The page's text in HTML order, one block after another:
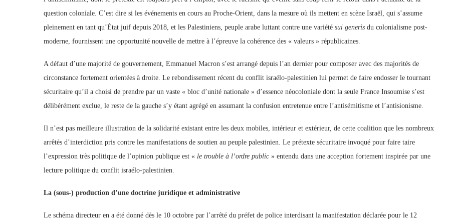
question coloniale. C’est dire si les événements en cours au Proche-Orient, dans la mesure où ils mettent en scène Israël, qui s’assume
pleinement en tant qu’État juif depuis 2018, et les Palestiniens, peuple arabe luttant contre une variété sui generis du colonialisme post-
moderne, fournissent une opportunité nouvelle de mettre à l’épreuve la cohérence des « valeurs » républicaines.
A défaut d’une majorité de gouvernement, Emmanuel Macron s’est arrangé depuis l’an dernier pour composer avec des majorités de
circonstance fortement orientées à droite. Le rebondissement récent du conflit israélo-palestinien lui permet de faire endosser le tournant
sécuritaire qu’il a choisi de prendre par un vaste « bloc d’unité nationale » d’essence néocoloniale dont la seule France Insoumise s’est
délibérément exclue, le reste de la gauche s’y étant agrégé en assumant la confusion entretenue entre l’antisémitisme et l’antisionisme.
Il n’est pas meilleure illustration de la solidarité existant entre les deux mobiles, intérieur et extérieur, de cette coalition que les nombreux
arrêtés d’interdiction pris contre les manifestations de soutien au peuple palestinien. Le prétexte sécuritaire invoqué pour faire taire
l’expression très politique de l’opinion publique est « le trouble à l’ordre public » entendu dans une acception fortement inspirée par une
lecture politique du conflit israélo-palestinien.
La (sous-) production d’une doctrine juridique et administrative
Le schéma directeur en a été donné dès le 10 octobre par l’arrêté du préfet de police interdisant la manifestation déclarée pour le 12